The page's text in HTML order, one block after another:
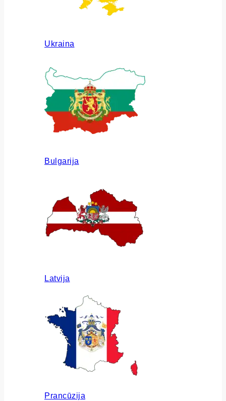
Ukraina
Bulgarija
Latvija
Prancūzija